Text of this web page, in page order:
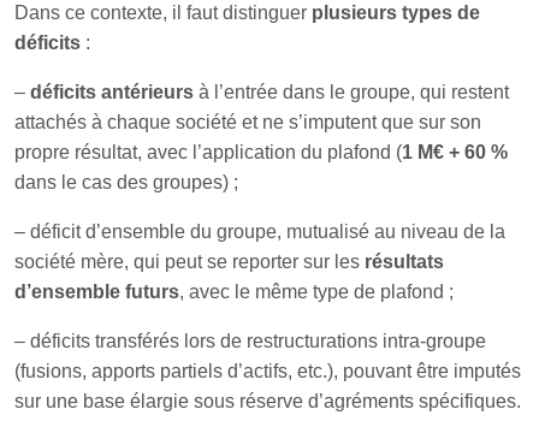
Dans ce contexte, il faut distinguer plusieurs types de
déficits :
– déficits antérieurs à l’entrée dans le groupe, qui restent
attachés à chaque société et ne s’imputent que sur son
propre résultat, avec l’application du plafond (1 M€ + 60 %
dans le cas des groupes) ;
– déficit d’ensemble du groupe, mutualisé au niveau de la
société mère, qui peut se reporter sur les résultats
d’ensemble futurs, avec le même type de plafond ;
– déficits transférés lors de restructurations intra‑groupe
(fusions, apports partiels d’actifs, etc.), pouvant être imputés
sur une base élargie sous réserve d’agréments spécifiques.